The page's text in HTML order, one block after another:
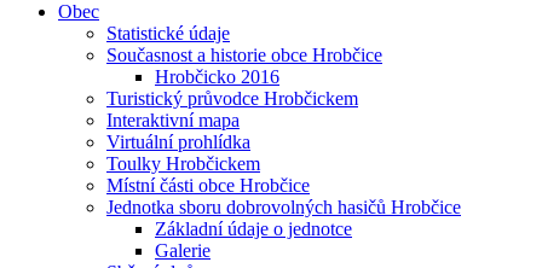
Obec
Statistické údaje
Současnost a historie obce Hrobčice
Hrobčicko 2016
Turistický průvodce Hrobčickem
Interaktivní mapa
Virtuální prohlídka
Toulky Hrobčickem
Místní části obce Hrobčice
Jednotka sboru dobrovolných hasičů Hrobčice
Základní údaje o jednotce
Galerie